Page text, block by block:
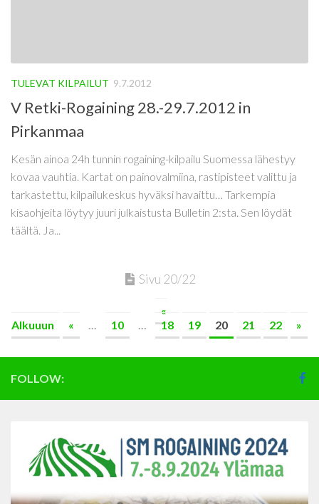
TULEVAT KILPAILUT 9.7.2012
V Retki-Rogaining 28.-29.7.2012 in
Pirkanmaa
Kesän ainoa 24h tunnin rogaining-kilpailu Suomessa lähestyy
kovaa vauhtia. Kartat on painovalmiina, rastipisteet valittu ja
tarkastettu, kilpailukeskus hyväksi havaittu… Tarkempia
kisaohjeita löytyy juuri julkaistusta Bulletin 2:sta. Sen löydät
täältä. Ja...
Sivu 20/22
«
Alkuuun
« 10 18 19 20 21 22 »
FOLLOW: